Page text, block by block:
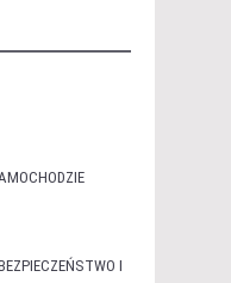
I